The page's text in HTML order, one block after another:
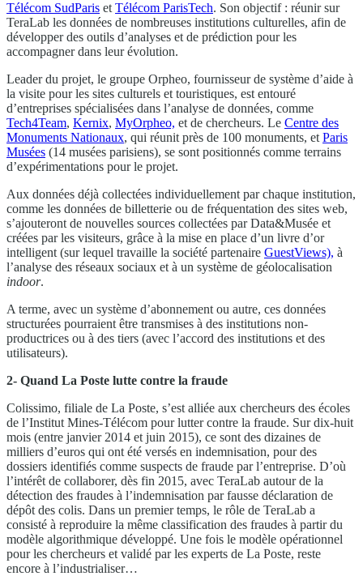
Télécom SudParis et Télécom ParisTech. Son objectif : réunir sur
TeraLab les données de nombreuses institutions culturelles, afin de
développer des outils d’analyses et de prédiction pour les
accompagner dans leur évolution.
Leader du projet, le groupe Orpheo, fournisseur de système d’aide à
la visite pour les sites culturels et touristiques, est entouré
d’entreprises spécialisées dans l’analyse de données, comme
Tech4Team, Kernix, MyOrpheo, et de chercheurs. Le Centre des
Monuments Nationaux, qui réunit près de 100 monuments, et Paris
Musées (14 musées parisiens), se sont positionnés comme terrains
d’expérimentations pour le projet.
Aux données déjà collectées individuellement par chaque institution,
comme les données de billetterie ou de fréquentation des sites web,
s’ajouteront de nouvelles sources collectées par Data&Musée et
créées par les visiteurs, grâce à la mise en place d’un livre d’or
intelligent (sur lequel travaille la société partenaire GuestViews), à
l’analyse des réseaux sociaux et à un système de géolocalisation
indoor.
A terme, avec un système d’abonnement ou autre, ces données
structurées pourraient être transmises à des institutions non-
productrices ou à des tiers (avec l’accord des institutions et des
utilisateurs).
2- Quand La Poste lutte contre la fraude
Colissimo, filiale de La Poste, s’est alliée aux chercheurs des écoles
de l’Institut Mines-Télécom pour lutter contre la fraude. Sur dix-huit
mois (entre janvier 2014 et juin 2015), ce sont des dizaines de
milliers d’euros qui ont été versés en indemnisation, pour des
dossiers identifiés comme suspects de fraude par l’entreprise. D’où
l’intérêt de collaborer, dès fin 2015, avec TeraLab autour de la
détection des fraudes à l’indemnisation par fausse déclaration de
dépôt des colis. Dans un premier temps, le rôle de TeraLab a
consisté à reproduire la même classification des fraudes à partir du
modèle algorithmique développé. Une fois le modèle opérationnel
pour les chercheurs et validé par les experts de La Poste, reste
encore à l’industrialiser…